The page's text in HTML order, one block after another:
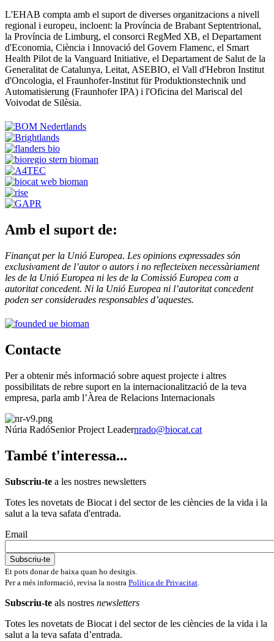
L'EHAB compta amb el suport de diverses organitzacions a nivell
regional i europeu, incloent: la Província de Brabant Septentrional,
la Província de Limburg, el consorci RegMed XB, el Departament
d'Economia, Ciència i Innovació del Govern Flamenc, el Smart
Health Pilot de la Vanguard Initiative, el Departament de Salut de la
Generalitat de Catalunya, Leitat, ASEBIO, el Vall d'Hebron Institut
d'Oncologia, el Fraunhofer-Institut für Produktionstechnik und
Automatisierung (Fraunhofer IPA) i l'Oficina del Mariscal del
Voivodat de Silèsia.
Amb el suport de:
Finançat per la Unió Europea. Les opinions expressades són
exclusivament de l’autor o autors i no reflecteixen necessàriament
les de la Unió Europea ni les de la Comissió Europea com a
autoritat concedent. Ni la Unió Europea ni l’autoritat concedent
poden ser considerades responsables d’aquestes.
Contacte
Per a obtenir més informació sobre aquest projecte i altres
possibilitats de rebre suport en la internacionalització de la teva
empresa, parla amb l’Àrea de Relacions Internacionals
Núria RadóSenior Project Leadernrado@biocat.cat
També t'interessa...
Subscriu-te a les nostres newsletters
Totes les novetats de Biocat i del sector de les ciències de la vida i la
salut a la teva safata d'entrada.
Email
Et pots donar de baixa quan ho desitgis.
Per a més informació, revisa la nostra Política de Privacitat
Subscriu-te als nostres newsletters
Totes les novetats de Biocat i del sector de les ciències de la vida i la
salut a la teva safata d’entrada.